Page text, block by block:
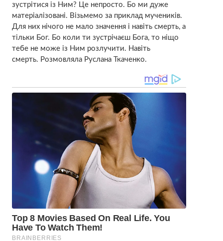
зустрітися із Ним? Це непросто. Бо ми дуже
матеріалізовані. Візьмемо за приклад мучеників.
Для них нічого не мало значення і навіть смеpть, а
тільки Бог. Бо коли ти зустрічаєш Бога, то ніщо
тебе не може із Ним розлучити. Навіть
смеpть. Розмовляла Руслана Ткаченко.